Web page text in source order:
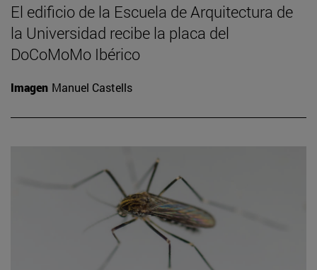
El edificio de la Escuela de Arquitectura de
la Universidad recibe la placa del
DoCoMoMo Ibérico
Imagen Manuel Castells